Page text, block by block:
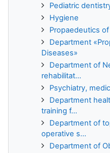
Pediatric
Hygiene
Propaedeutics
Department
Diseases»
Department of
rehabilitat...
Psychiatry,
Department
training f...
Department of
operative s...
Department of